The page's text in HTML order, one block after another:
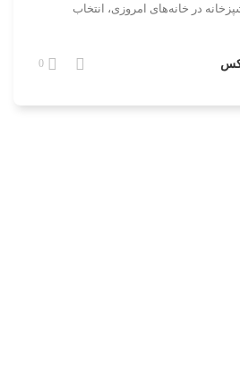
در خانه‌های امروزی، انتخاب
0